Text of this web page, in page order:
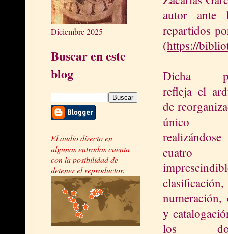
Diciembre 2025
Buscar en este
blog
El audio directo en
algunas entradas cuenta
con la posibilidad de
detener el reproductor.
autor ante
repartidos
(https://
Dicha
refleja el
de
único
cuatro
clasificación,
numeración,
y
los